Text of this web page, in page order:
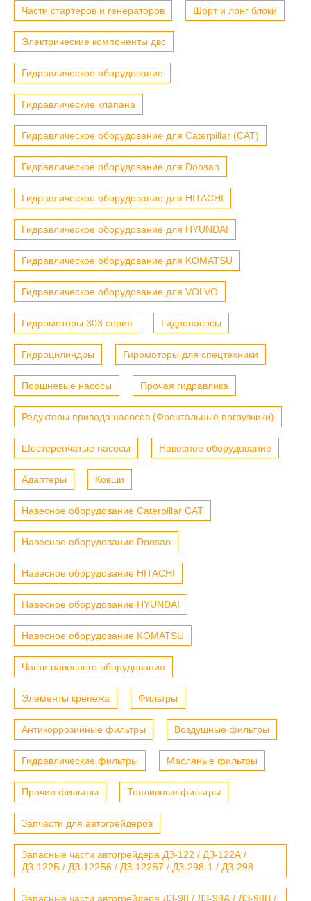
Части стартеров и генераторов Шорт и лонг блоки
Электрические компоненты двс
Гидравлическое оборудование
Гидравлические клапана
Гидравлическое оборудование для Caterpillar (CAT)
Гидравлическое оборудование для Doosan
Гидравлическое оборудование для HITACHI
Гидравлическое оборудование для HYUNDAI
Гидравлическое оборудование для KOMATSU
Гидравлическое оборудование для VOLVO
Гидромоторы 303 серия Гидронасосы
Гидроцилиндры Гиромоторы для спецтехники
Поршневые насосы Прочая гидравлика
Редукторы привода насосов (Фронтальные погрузчики)
Шестеренчатые насосы Навесное оборудование
Адаптеры Ковши
Навесное оборудование Caterpillar CAT
Навесное оборудование Doosan
Навесное оборудование HITACHI
Навесное оборудование HYUNDAI
Навесное оборудование KOMATSU
Части навесного оборудования
Элементы крепежа Фильтры
Антикоррозийные фильтры Воздушные фильтры
Гидравлические фильтры Масляные фильтры
Прочие фильтры Топливные фильтры
Запчасти для автогрейдеров
Запасные части автогрейдера ДЗ-122 / ДЗ-122А /
ДЗ-122Б / ДЗ-122Б6 / ДЗ-122Б7 / ДЗ-298-1 / ДЗ-298
Запасные части автогрейдера ДЗ-98 / ДЗ-98А / ДЗ-98В /